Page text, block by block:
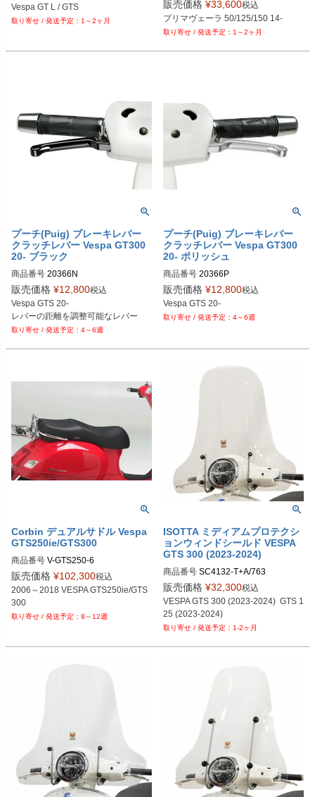
Vespa GT L / GTS
1～2ヶ月
販売価格 ¥33,600税込
プリマヴェーラ 50/125/150 14-
1～2ヶ月
プーチ(Puig) ブレーキレバー
クラッチレバー Vespa GT300
20- ブラック
商品番号 20366N
販売価格 ¥12,800税込
Vespa GTS 20-
4～6週
プーチ(Puig) ブレーキレバー
クラッチレバー Vespa GT300
20- ポリッシュ
商品番号 20366P
販売価格 ¥12,800税込
4～6週
Corbin デュアルサドル Vespa
GTS250ie/GTS300
商品番号 V-GTS250-6
販売価格 ¥102,300税込
2006～2018 VESPA GTS250ie/GTS
300
8～12週
ISOTTA ミディアムプロテクシ
ョンウィンドシールド VESPA
GTS 300 (2023-2024)
商品番号 SC4132-T+A/763
販売価格 ¥32,300税込
VESPA GTS 300 (2023-2024)  GTS 1
25 (2023-2024)
1-2ヶ月